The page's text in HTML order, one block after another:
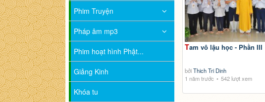
Tam vô lậu học - Phần III
bởiThich Tri Dinh
1 năm trước
542 lượt xem
Phim Truyện
Pháp âm mp3
Phim hoạt hình Phật...
Giảng Kinh
Khóa tu